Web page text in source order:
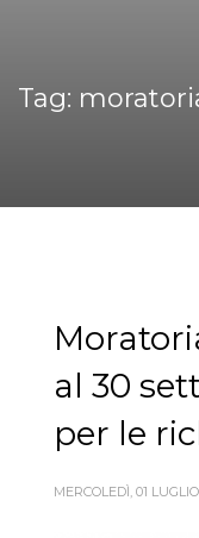
Tag:
al 30
per le
MERCOLEDÌ, 01